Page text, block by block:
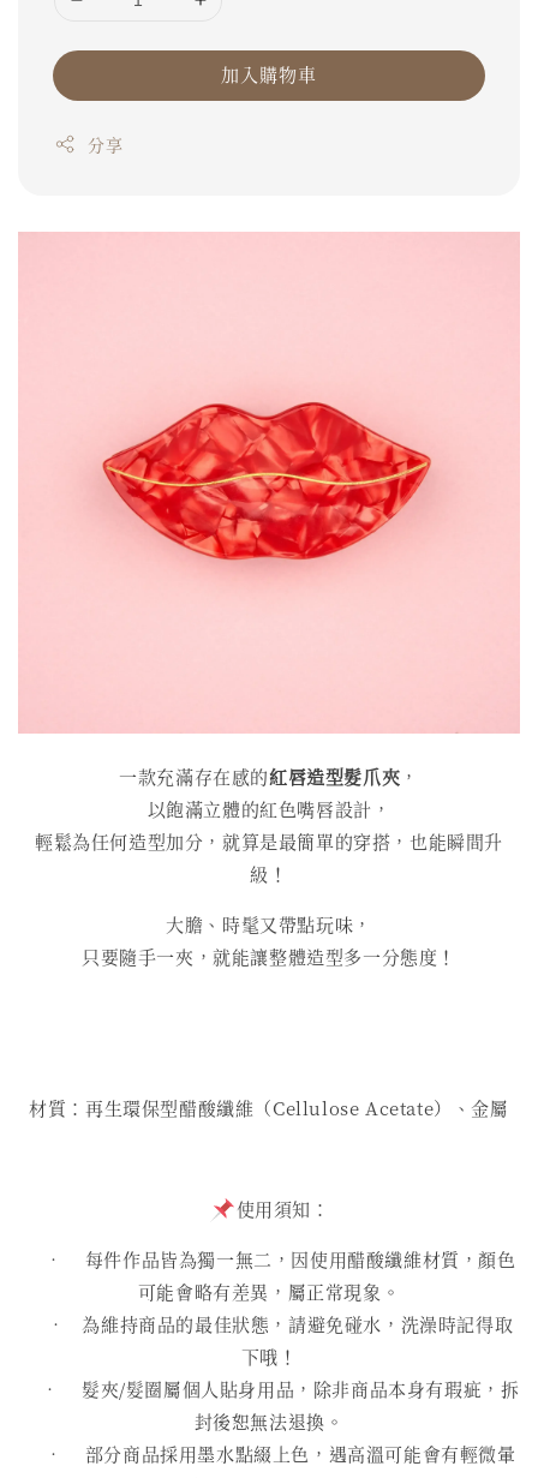
加入購物車
分享
一款充滿存在感的紅唇造型髮爪夾 ，
以飽滿立體的紅色嘴唇設計，
輕鬆為任何造型加分，就算是最簡單的穿搭，也能瞬間升
級！
大膽、時髦又帶點玩味，
只要隨手一夾，就能讓整體造型多一分態度！
材質：再生環保型醋酸纖維（Cellulose Acetate）、金屬
使用須知：
• 每件作品皆為獨一無二，因使用醋酸纖維材質，顏色
可能會略有差異，屬正常現象。
• 為維持商品的最佳狀態，請避免碰水，洗澡時記得取
下哦！
• 髮夾/髮圈屬個人貼身用品，除非商品本身有瑕疵，拆
封後恕無法退換。
• 部分商品採用墨水點綴上色，遇高溫可能會有輕微暈